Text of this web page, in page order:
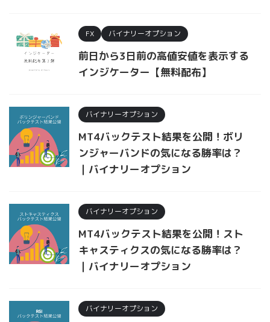
FX バイナリーオプション
前日から3日前の高値安値を表示する
インジケーター【無料配布】
バイナリーオプション
MT4バックテスト結果を公開！ボリ
ンジャーバンドの気になる勝率は？
｜バイナリーオプション
バイナリーオプション
MT4バックテスト結果を公開！スト
キャスティクスの気になる勝率は？
｜バイナリーオプション
バイナリーオプション